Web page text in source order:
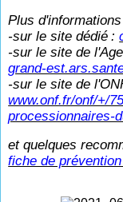
Plus d'informations
-sur le site dédié :
-sur le site de
grand-
-sur le site de
www.onf.fr/onf/+/
processionnaires-
et quelques
fiche de